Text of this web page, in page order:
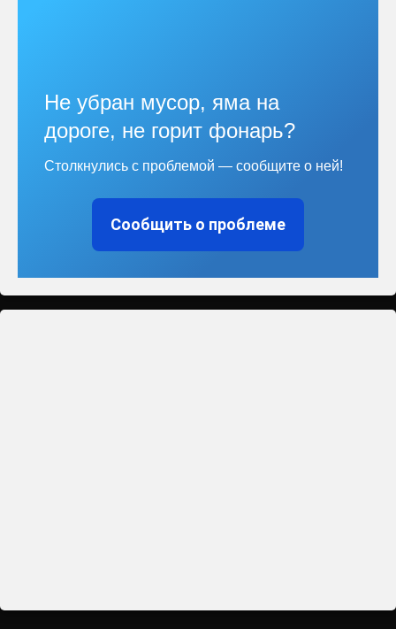
Не убран мусор, яма на
дороге, не горит фонарь?
Столкнулись с проблемой — сообщите о ней!
Сообщить о проблеме